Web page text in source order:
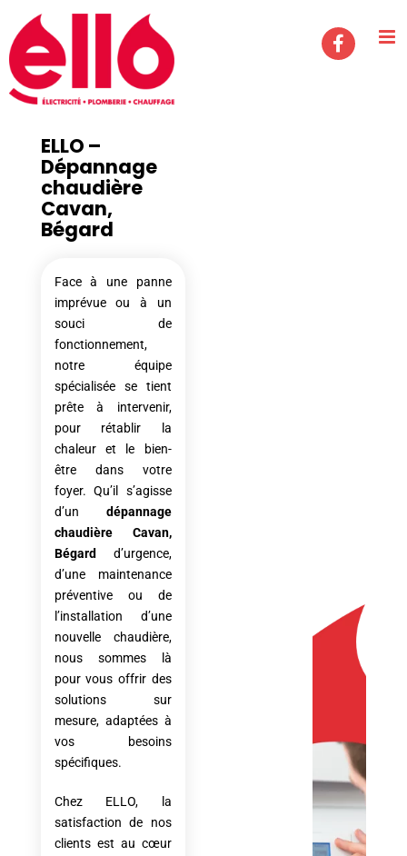
contenu
ELLO –
Dépannage
chaudière
Cavan,
Bégard
Face à une panne
imprévue ou à un
souci de
fonctionnement,
notre équipe
spécialisée se tient
prête à intervenir,
pour rétablir la
chaleur et le bien-
être dans votre
foyer. Qu’il s’agisse
d’un dépannage
chaudière Cavan,
Bégard
d’urgence,
d’une maintenance
préventive ou de
l’installation d’une
nouvelle chaudière,
nous sommes là
pour vous offrir des
solutions sur
mesure, adaptées à
vos besoins
spécifiques.
Chez ELLO, la
satisfaction de nos
clients est au cœur